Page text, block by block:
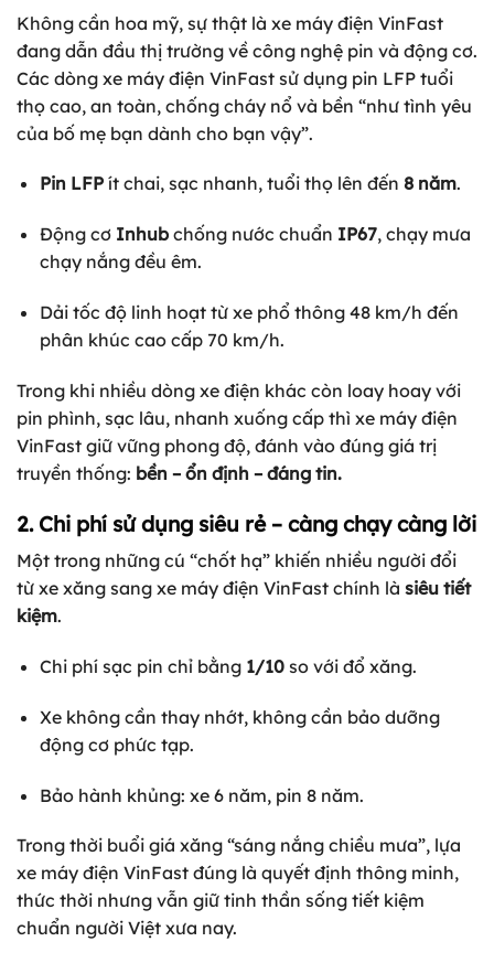
Không cần hoa mỹ, sự thật là xe máy điện VinFast
đang dẫn đầu thị trường về công nghệ pin và động cơ.
Các dòng xe máy điện VinFast sử dụng pin LFP tuổi
thọ cao, an toàn, chống cháy nổ và bền “như tình yêu
của bố mẹ bạn dành cho bạn vậy”.
Pin LFPít chai, sạc nhanh, tuổi thọ lên đến 8 năm.
Động cơ Inhubchống nước chuẩn IP67, chạy mưa
chạy nắng đều êm.
Dải tốc độ linh hoạt từ xe phổ thông 48 km/h đến
phân khúc cao cấp 70 km/h.
Trong khi nhiều dòng xe điện khác còn loay hoay với
pin phình, sạc lâu, nhanh xuống cấp thì xe máy điện
VinFast giữ vững phong độ, đánh vào đúng giá trị
truyền thống: bền – ổn định – đáng tin.
2. Chi phí sử dụng siêu rẻ – càng chạy càng lời
Một trong những cú “chốt hạ” khiến nhiều người đổi
từ xe xăng sang xe máy điện VinFast chính là siêu tiết
kiệm.
Chi phí sạc pin chỉ bằng 1/10so với đổ xăng.
Xe không cần thay nhớt, không cần bảo dưỡng
động cơ phức tạp.
Bảo hành khủng: xe 6 năm, pin 8 năm.
Trong thời buổi giá xăng “sáng nắng chiều mưa”, lựa
xe máy điện VinFast đúng là quyết định thông minh,
thức thời nhưng vẫn giữ tinh thần sống tiết kiệm
chuẩn người Việt xưa nay.